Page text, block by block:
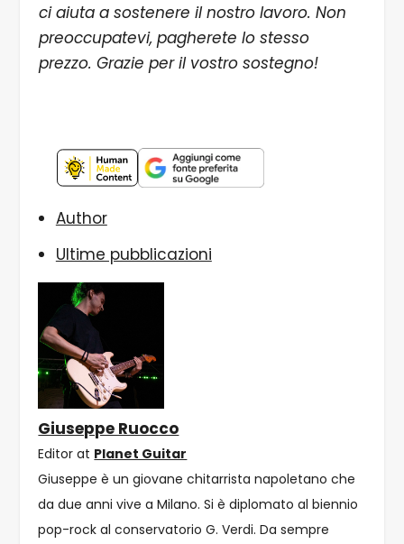
ci aiuta a sostenere il nostro lavoro. Non
preoccupatevi, pagherete lo stesso
prezzo. Grazie per il vostro sostegno!
Author
Ultime pubblicazioni
Giuseppe Ruocco
Editor at Planet Guitar
Giuseppe è un giovane chitarrista napoletano che
da due anni vive a Milano. Si è diplomato al biennio
pop-rock al conservatorio G. Verdi. Da sempre